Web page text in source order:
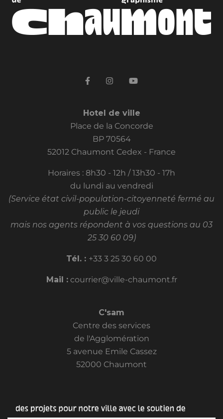
Hotel de ville
Place de la Concorde
BP 70564
52012 Chaumont Cedex - France
Horaires : 8h30 - 12h / 13h30 - 17h
du lundi au vendredi
(Service état civil-population-citoyenneté fermé au
public le jeudi
mais nos agents répondent à vos questions au 03
25 30 60 09)
Tél. : +33 3 25 30 60 00
Mail : courrier@ville-chaumont.fr
C'sam
Centre des services
de l'Agglomération
5 avenue Emile Cassez
52000 Chaumont